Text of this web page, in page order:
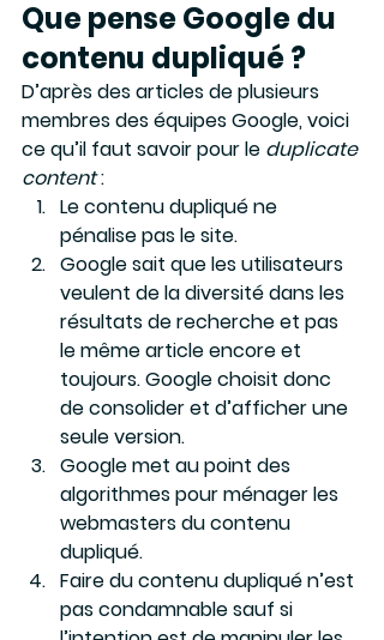
Que pense Google du
contenu dupliqué ?
D’après des articles de plusieurs
membres des équipes Google, voici
ce qu’il faut savoir pour le duplicate
content :
Le contenu dupliqué ne
pénalise pas le site.
Google sait que les utilisateurs
veulent de la diversité dans les
résultats de recherche et pas
le même article encore et
toujours. Google choisit donc
de consolider et d’afficher une
seule version.
Google met au point des
algorithmes pour ménager les
webmasters du contenu
dupliqué.
Faire du contenu dupliqué n’est
pas condamnable sauf si